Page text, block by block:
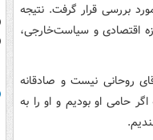
بررسی قرار گرفت. نتیجه
اقتصادی و سیاست‌خارجی،
روحانی نیست و صادقانه
حامی او بودیم و او را به